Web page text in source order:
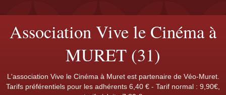
Association Vive le Cinéma à
MURET (31)
L'association Vive le Cinéma à Muret est partenaire de Véo-Muret.
Tarifs préférentiels pour les adhérents 6,40 € - Tarif normal : 9,90€,